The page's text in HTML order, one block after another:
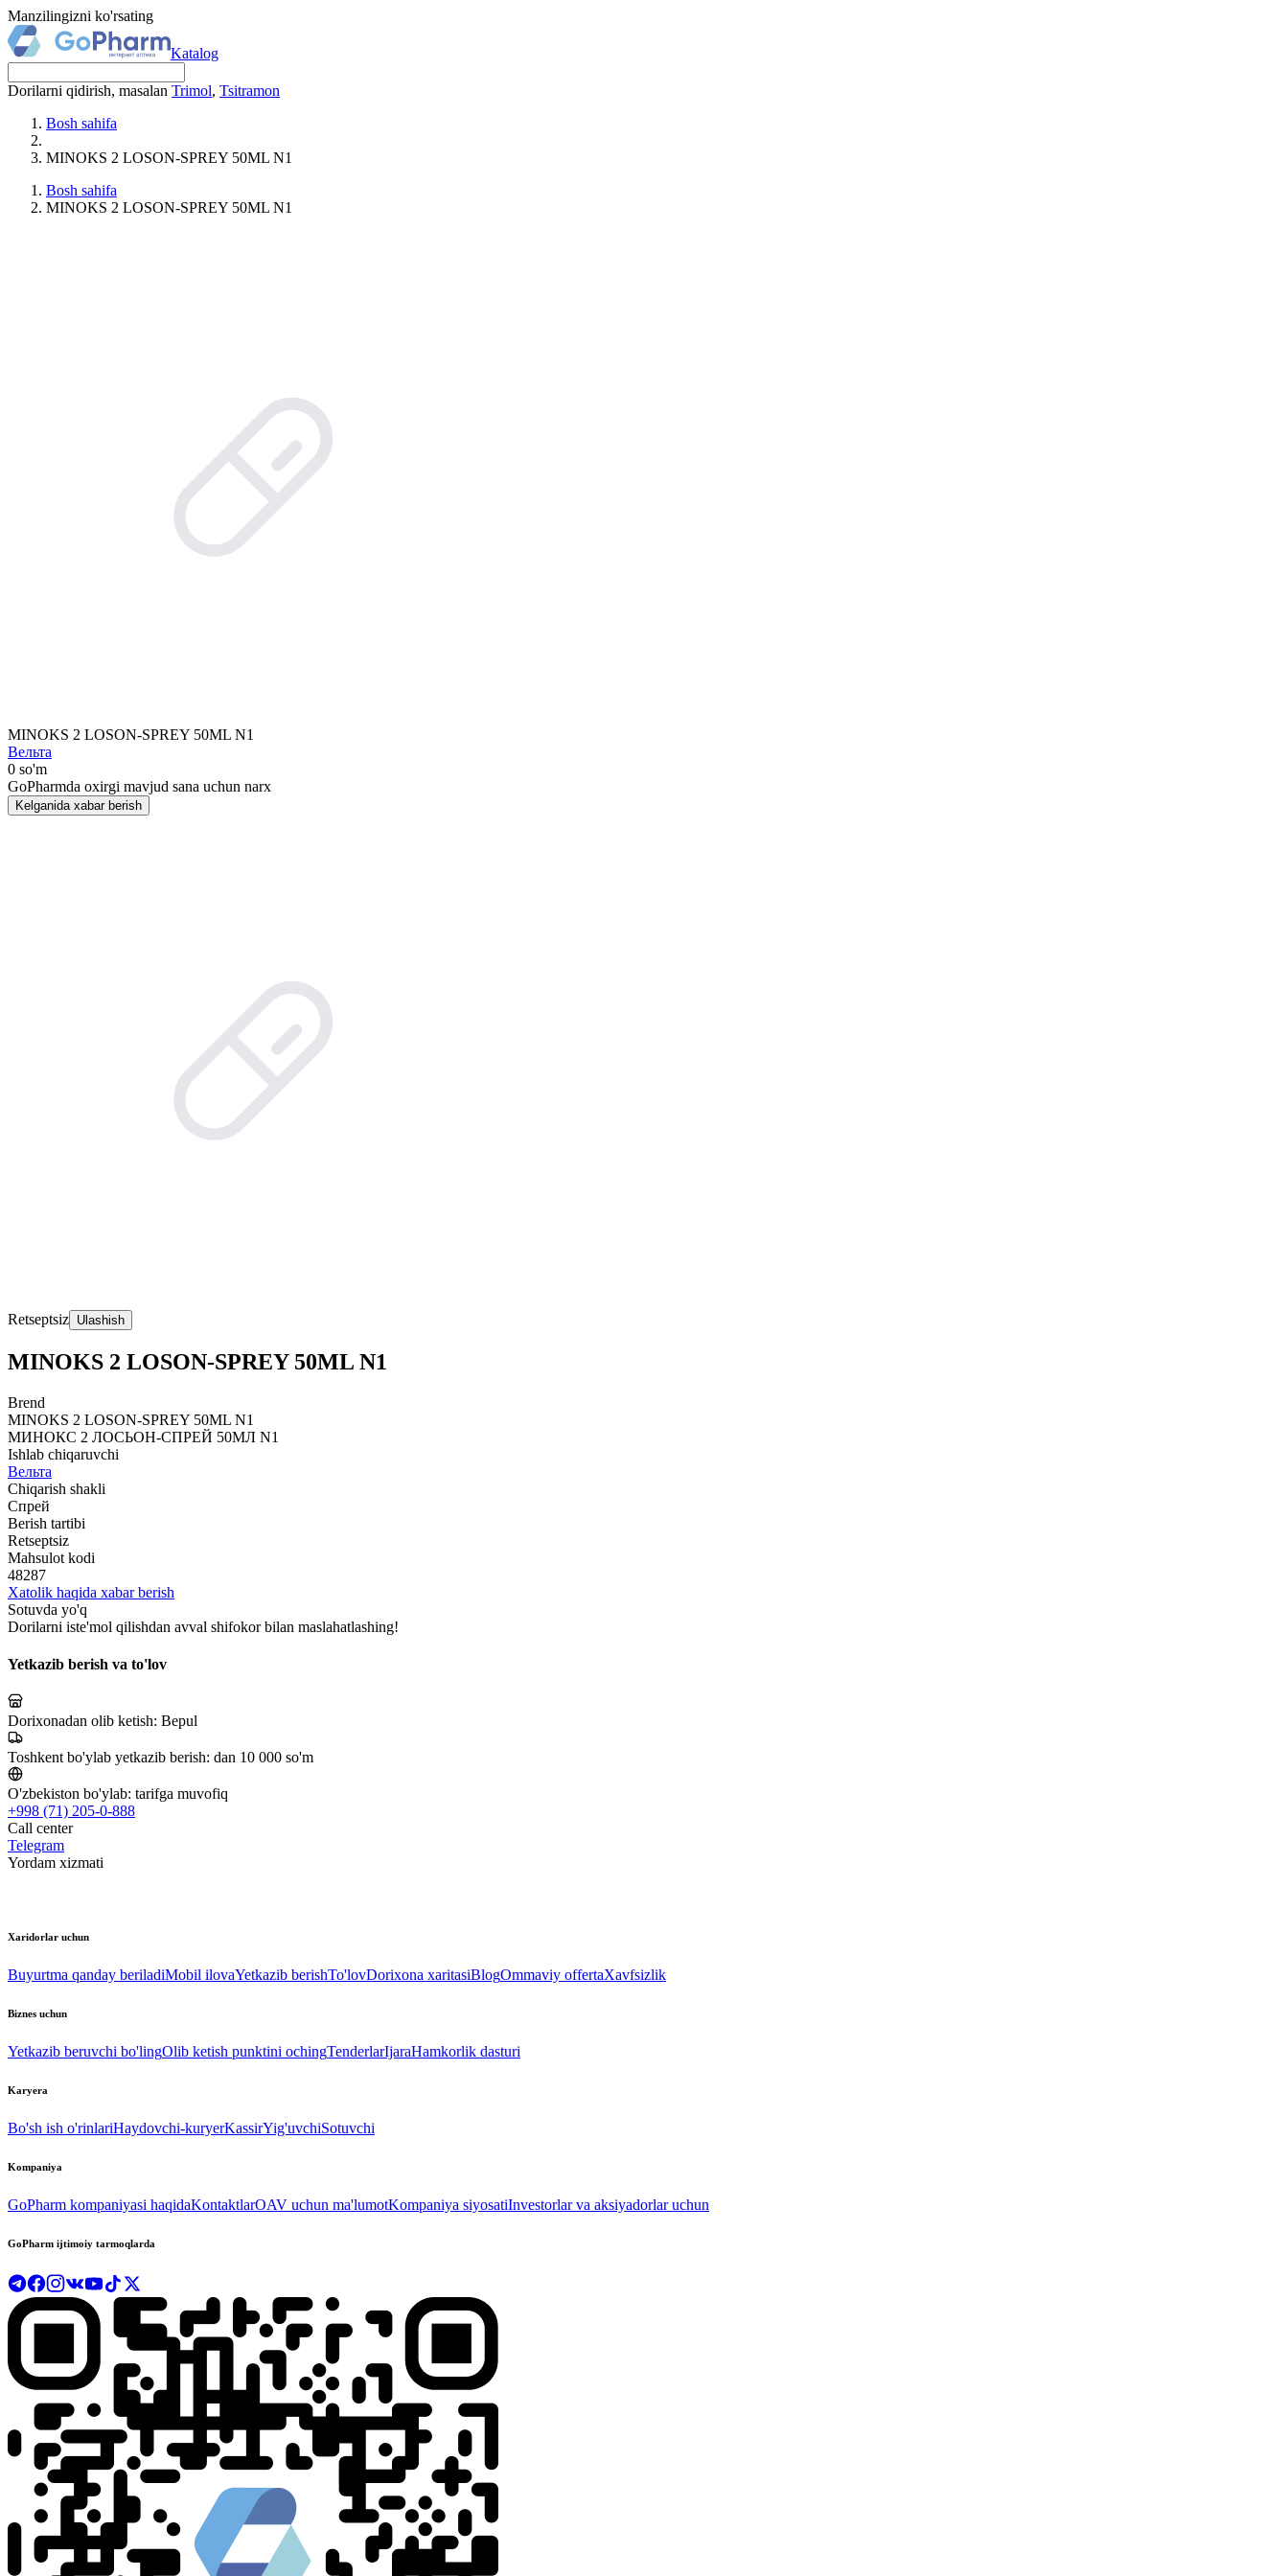
Manzilingizni ko'rsating
Katalog
Dorilarni qidirish, masalan Trimol, Tsitramon
Bosh sahifa
MINOKS 2 LOSON-SPRЕY 50ML N1
Bosh sahifa
MINOKS 2 LOSON-SPRЕY 50ML N1
MINOKS 2 LOSON-SPRЕY 50ML N1
Вельта
0 so'm
GoPharmda oxirgi mavjud sana uchun narx
Kelganida xabar berish
Retseptsiz Ulashish
MINOKS 2 LOSON-SPRЕY 50ML N1
Brend
MINOKS 2 LOSON-SPRЕY 50ML N1
МИНОКС 2 ЛОСЬОН-СПРЕЙ 50МЛ N1
Ishlab chiqaruvchi
Вельта
Chiqarish shakli
Спрей
Berish tartibi
Retseptsiz
Mahsulot kodi
48287
Xatolik haqida xabar berish
Sotuvda yo'q
Dorilarni iste'mol qilishdan avval shifokor bilan maslahatlashing!
Yetkazib berish va to'lov
Dorixonadan olib ketish: Bepul
Toshkent bo'ylab yetkazib berish: dan 10 000 so'm
O'zbekiston bo'ylab: tarifga muvofiq
+998 (71) 205-0-888
Call center
Telegram
Yordam xizmati
Xaridorlar uchun
Buyurtma qanday beriladiMobil ilovaYetkazib berishTo'lovDorixona xaritasiBlogOmmaviy offertaXavfsizlik
Biznes uchun
Yetkazib beruvchi bo'lingOlib ketish punktini ochingTenderlarIjaraHamkorlik dasturi
Karyera
Bo'sh ish o'rinlariHaydovchi-kuryerKassirYig'uvchiSotuvchi
Kompaniya
GoPharm kompaniyasi haqidaKontaktlarOAV uchun ma'lumotKompaniya siyosatiInvestorlar va aksiyadorlar uchun
GoPharm ijtimoiy tarmoqlarda